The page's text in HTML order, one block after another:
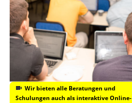
Wir bieten alle Beratungen und
Schulungen auch als interaktive Online-